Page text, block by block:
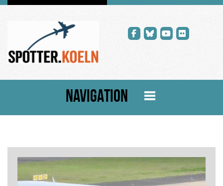
NAVIGATION